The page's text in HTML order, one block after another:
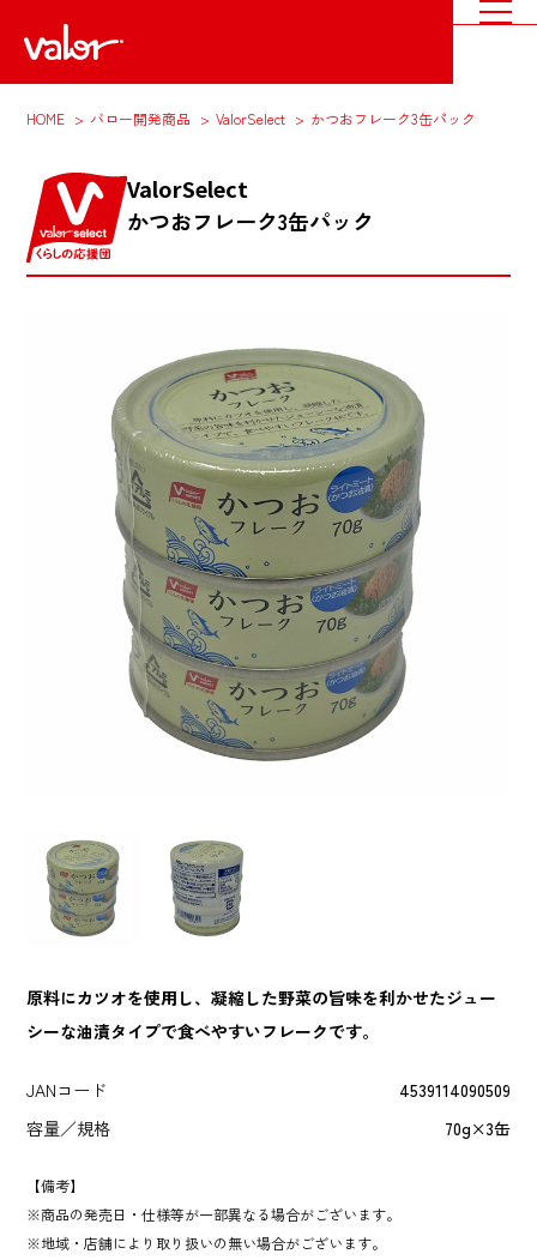
HOME バロー開発商品 ValorSelect かつおフレーク3缶パック
ValorSelect
かつおフレーク3缶パック
原料にカツオを使用し、凝縮した野菜の旨味を利かせたジュー
シーな油漬タイプで食べやすいフレークです。
JANコード
4539114090509
容量／規格
70g×3缶
【備考】
商品の発売日・仕様等が一部異なる場合がございます。
地域・店舗により取り扱いの無い場合がございます。